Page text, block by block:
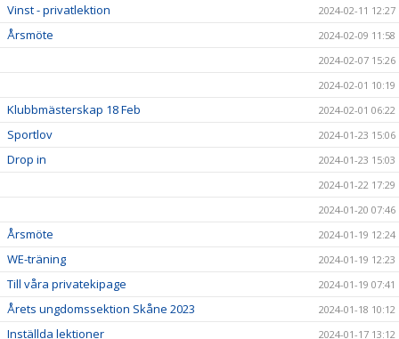
Vinst - privatlektion 2024-02-11 12:27
Årsmöte
2024-02-09 11:58
2024-02-07 15:26
2024-02-01 10:19
Klubbmästerskap 18 Feb 2024-02-01 06:22
Sportlov 2024-01-23 15:06
Drop in
2024-01-23 15:03
2024-01-22 17:29
2024-01-20 07:46
Årsmöte 2024-01-19 12:24
WE-träning 2024-01-19 12:23
Till våra privatekipage 2024-01-19 07:41
Årets ungdomssektion Skåne 2023 2024-01-18 10:12
Inställda lektioner 2024-01-17 13:12